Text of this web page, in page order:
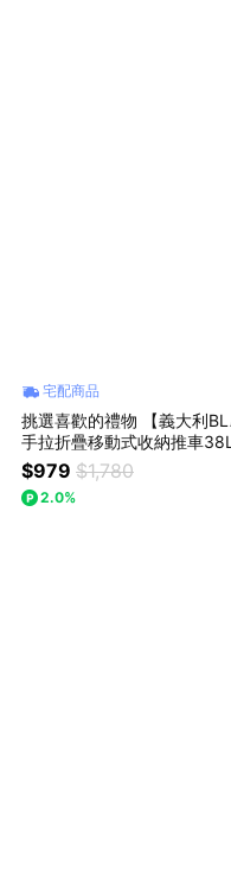
宅配商品
挑選喜歡的禮物 【義大利
手拉折疊移動式收納推車
品牌兩款可選
$979 $1,780
2.0%